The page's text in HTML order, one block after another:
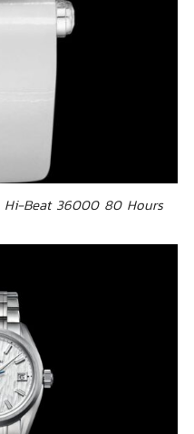
Hi-Beat 36000 80 Hours